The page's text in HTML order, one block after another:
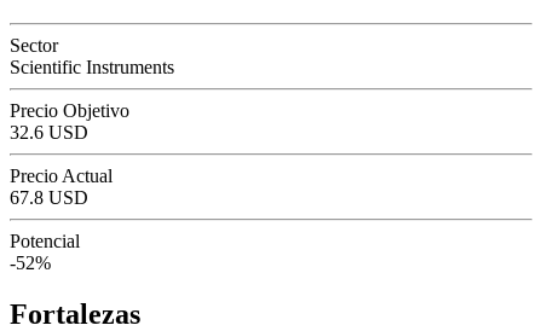
Sector
Scientific Instruments
Precio Objetivo
32.6 USD
Precio Actual
67.8 USD
Potencial
-52%
Fortalezas